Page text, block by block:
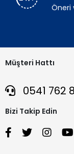
Öneri
Müşteri Hattı
0541 762
Bizi Takip Edin